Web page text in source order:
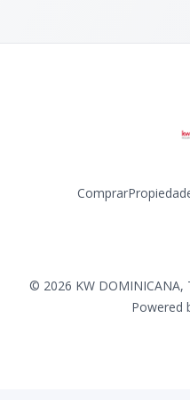
Comprar
© 2026 KW DOMINICANA,
Powered